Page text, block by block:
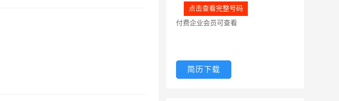
点击查看完整号码
付费企业会员可查看
简历下载